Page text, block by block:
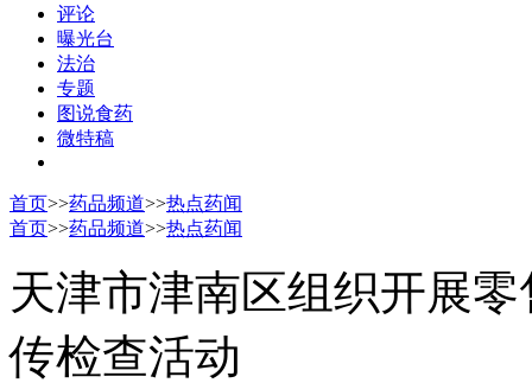
评论
曝光台
法治
专题
图说食药
微特稿
首页>>药品频道>>热点药闻
首页>>药品频道>>热点药闻
天津市津南区组织开展
传检查活动